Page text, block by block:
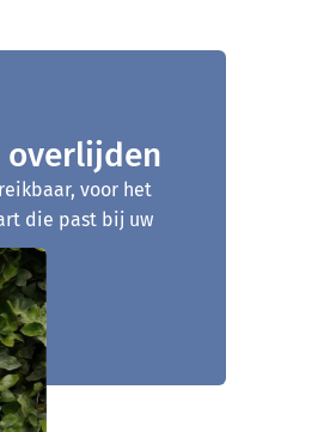
voor het
die past bij uw